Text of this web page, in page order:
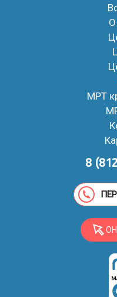
О
МРТ
8